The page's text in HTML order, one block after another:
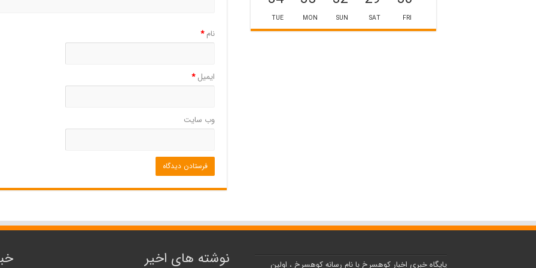
نام*
ایمیل*
وب‌ سایت
FRI
SAT
SUN
MON
TUE
پایگاه خبری اخبار کوهسرخ با نام رسانه کوهسرخ ، اولین نوشته های اخیر